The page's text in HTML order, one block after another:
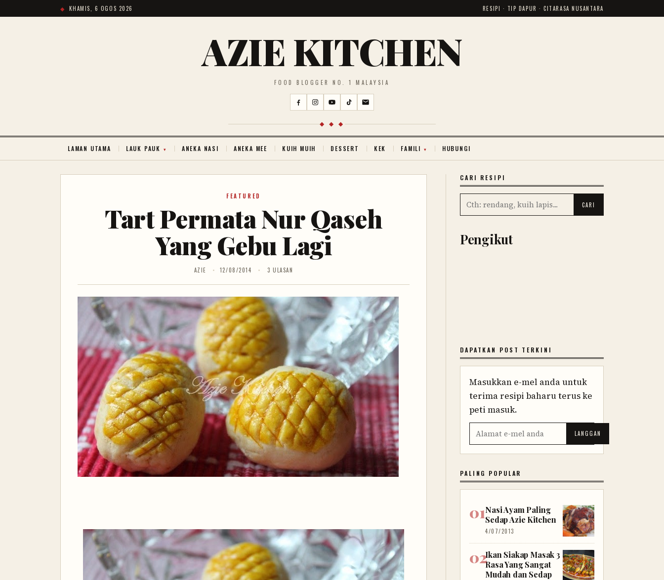
KHAMIS, 6 OGOS 2026 RESIPI · TIP DAPUR · CITARASA NUSANTARA
AZIE KITCHEN
FOOD BLOGGER NO. 1 MALAYSIA
◆ ◆ ◆
LAMAN UTAMA LAUK PAUK ANEKA NASI ANEKA MEE KUIH MUIH DESSERT KEK FAMILI HUBUNGI
FEATURED
Tart Permata Nur Qaseh
Yang Gebu Lagi
AZIE 12/08/2014 3 ULASAN
CARI RESIPI
Pengikut
DAPATKAN POST TERKINI
Masukkan e-mel anda untuk
terima resipi baharu terus ke
peti masuk.
PALING POPULAR
Nasi Ayam Paling
Sedap Azie Kitchen
4/07/2013
Ikan Siakap Masak 3
Rasa Yang Sangat
Mudah dan Sedap